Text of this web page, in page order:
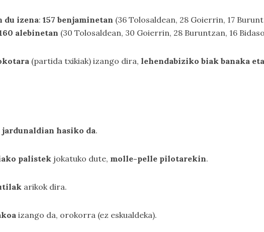
du izena: 157 benjaminetan (36 Tolosaldean, 28 Goierrin, 17
alebinetan (30 Tolosaldean, 30 Goierrin, 28 Buruntzan, 16
(partida txikiak) izango dira, lehendabiziko biak banaka
jardunaldian hasiko da.
palistek jokatuko dute, molle-pelle pilotarekin.
arikok dira.
izango da, orokorra (ez eskualdeka).